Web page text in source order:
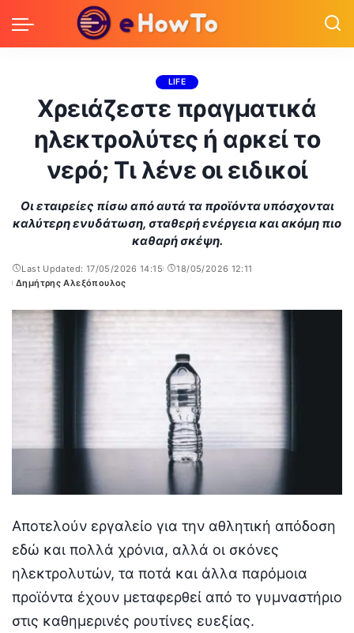
LIFE
Χρειάζεστε πραγματικά
ηλεκτρολύτες ή αρκεί το
νερό; Τι λένε οι ειδικοί
Οι εταιρείες πίσω από αυτά τα προϊόντα υπόσχονται
καλύτερη ενυδάτωση, σταθερή ενέργεια και ακόμη πιο
καθαρή σκέψη.
Last Updated: 17/05/2026 14:15
18/05/2026 12:11
Posted
Δημήτρης Αλεξόπουλος
Αποτελούν εργαλείο για την αθλητική απόδοση
εδώ και πολλά χρόνια, αλλά οι σκόνες
ηλεκτρολυτών, τα ποτά και άλλα παρόμοια
προϊόντα έχουν μεταφερθεί από το γυμναστήριο
στις καθημερινές ρουτίνες ευεξίας.